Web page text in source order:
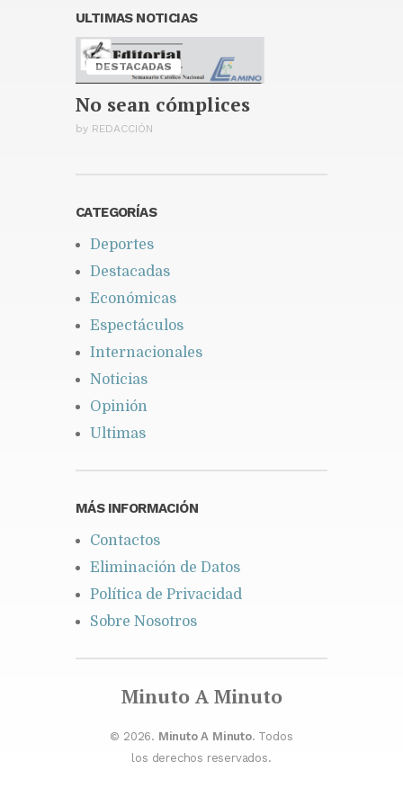
Abinader llega a Colombia
mando de Abelardo de la
Espriella
Publicado hace 2 días
ULTIMAS NOTICIAS
DESTACADAS
No sean cómplices
by REDACCIÓN
CATEGORÍAS
Deportes
Destacadas
Económicas
Espectáculos
Internacionales
Noticias
Opinión
Ultimas
MÁS INFORMACIÓN
Contactos
Eliminación de Datos
Política de Privacidad
Sobre Nosotros
Minuto A Minuto
© 2026. Minuto A Minuto. Todos
los derechos reservados.